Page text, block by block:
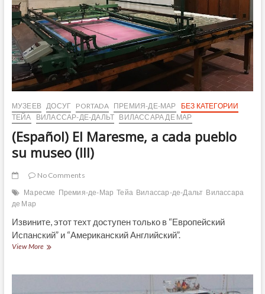
МУЗЕЕВ ДОСУГ PORTADA ПРЕМИЯ-ДЕ-МАР
БЕЗ КАТЕГОРИИ
ТЕЙА
ВИЛАССАР-ДЕ-ДАЛЬТ ВИЛАССАРА ДЕ МАР
(Español) El Maresme, a cada pueblo
su museo (III)
No Comments
Маресме Премия-де-Мар Тейа Вилассар-де-Дальт Вилассара
де Мар
Извините, этот техт доступен только в “Европейский
Испанский” и “Американский Английский”.
View More(Español)